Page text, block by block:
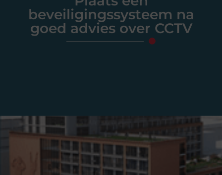
beveiligingssysteem na
goed advies over CCTV